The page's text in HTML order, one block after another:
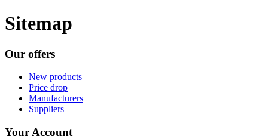
Sitemap
Our offers
New products
Price drop
Manufacturers
Suppliers
Your Account